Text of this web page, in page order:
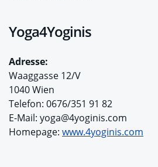
Yoga4Yoginis
Adresse:
Waaggasse 12/V
1040 Wien
Telefon: 0676/351 91 82
E-Mail: yoga@4yoginis.com
Homepage: www.4yoginis.com